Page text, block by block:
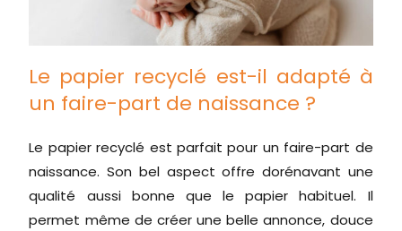
Le papier recyclé est-il adapté à
un faire-part de naissance ?
Le papier recyclé est parfait pour un faire-part de
naissance. Son bel aspect offre dorénavant une
qualité aussi bonne que le papier habituel. Il
permet même de créer une belle annonce, douce